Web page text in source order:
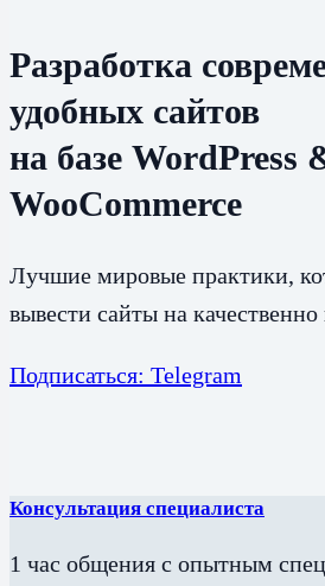
Разработка
удобных сайтов
на базе WordPress
WooCommerce
Лучшие мировые практики,
вывести сайты на
Подписаться: Telegram
Консультация специалиста
1 час общения с опытным